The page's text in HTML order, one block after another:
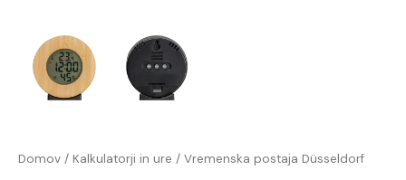
Domov / Kalkulatorji in ure / Vremenska postaja Düsseldorf